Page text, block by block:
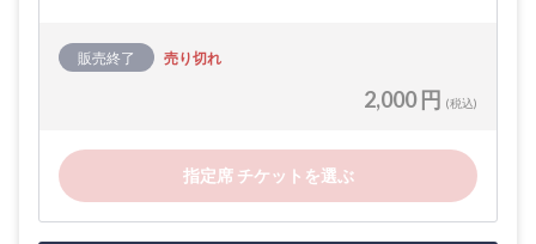
販売終了 売り切れ
2,000 円 (税込)
指定席 チケットを選ぶ